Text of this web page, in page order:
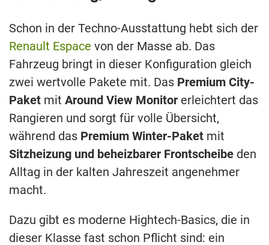
Schon in der Techno-Ausstattung hebt sich der
Renault Espace von der Masse ab. Das
Fahrzeug bringt in dieser Konfiguration gleich
zwei wertvolle Pakete mit. Das Premium City-
Paket mit Around View Monitor erleichtert das
Rangieren und sorgt für volle Übersicht,
während das Premium Winter-Paket mit
Sitzheizung und beheizbarer Frontscheibe den
Alltag in der kalten Jahreszeit angenehmer
macht.
Dazu gibt es moderne Hightech-Basics, die in
dieser Klasse fast schon Pflicht sind: ein